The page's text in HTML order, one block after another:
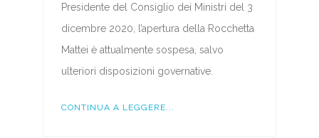
Presidente del Consiglio dei Ministri del 3
dicembre 2020, l’apertura della Rocchetta
Mattei è attualmente sospesa, salvo
ulteriori disposizioni governative.
CONTINUA A LEGGERE...